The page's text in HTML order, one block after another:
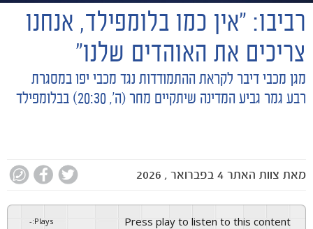
חדשות
רביבו: ״אין כמו בלומפילד, אנחנו
צריכים את האוהדים שלנו״
מגן מכבי דיבר לקראת ההתמודדות נגד מכבי יפו במסגרת
רבע גמר גביע המדינה שיתקיים מחר (ה׳, 20:30) בבלומפילד
מאת צוות האתר 4 בפברואר , 2026
Press play to listen to this content
Plays
:
-